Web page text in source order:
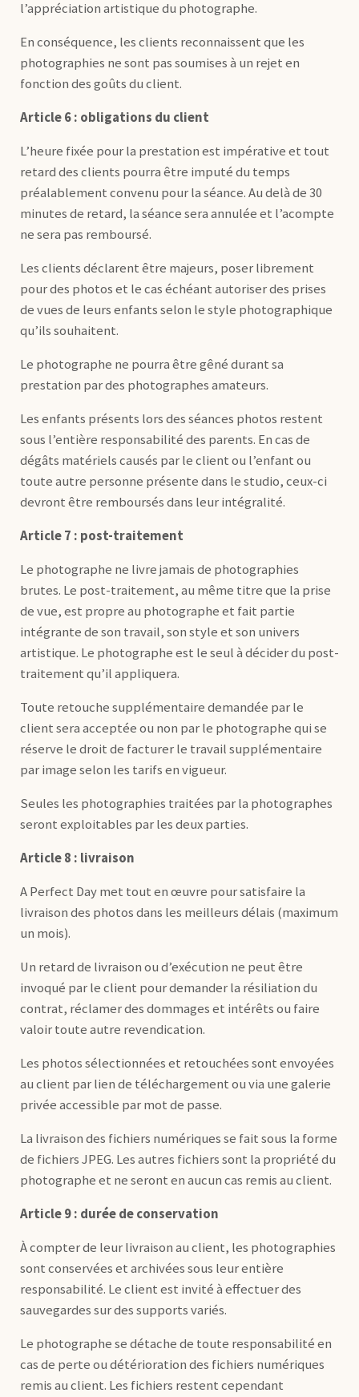
l’appréciation artistique du photographe.
En conséquence, les clients reconnaissent que les
photographies ne sont pas soumises à un rejet en
fonction des goûts du client.
Article 6 : obligations du client
L’heure fixée pour la prestation est impérative et tout
retard des clients pourra être imputé du temps
préalablement convenu pour la séance. Au delà de 30
minutes de retard, la séance sera annulée et l’acompte
ne sera pas remboursé.
Les clients déclarent être majeurs, poser librement
pour des photos et le cas échéant autoriser des prises
de vues de leurs enfants selon le style photographique
qu’ils souhaitent.
Le photographe ne pourra être gêné durant sa
prestation par des photographes amateurs.
Les enfants présents lors des séances photos restent
sous l’entière responsabilité des parents. En cas de
dégâts matériels causés par le client ou l’enfant ou
toute autre personne présente dans le studio, ceux-ci
devront être remboursés dans leur intégralité.
Article 7 : post-traitement
Le photographe ne livre jamais de photographies
brutes. Le post-traitement, au même titre que la prise
de vue, est propre au photographe et fait partie
intégrante de son travail, son style et son univers
artistique. Le photographe est le seul à décider du post-
traitement qu’il appliquera.
Toute retouche supplémentaire demandée par le
client sera acceptée ou non par le photographe qui se
réserve le droit de facturer le travail supplémentaire
par image selon les tarifs en vigueur.
Seules les photographies traitées par la photographes
seront exploitables par les deux parties.
Article 8 : livraison
A Perfect Day met tout en œuvre pour satisfaire la
livraison des photos dans les meilleurs délais (maximum
un mois).
Un retard de livraison ou d’exécution ne peut être
invoqué par le client pour demander la résiliation du
contrat, réclamer des dommages et intérêts ou faire
valoir toute autre revendication.
Les photos sélectionnées et retouchées sont envoyées
au client par lien de téléchargement ou via une galerie
privée accessible par mot de passe.
La livraison des fichiers numériques se fait sous la forme
de fichiers JPEG. Les autres fichiers sont la propriété du
photographe et ne seront en aucun cas remis au client.
Article 9 : durée de conservation
À compter de leur livraison au client, les photographies
sont conservées et archivées sous leur entière
responsabilité. Le client est invité à effectuer des
sauvegardes sur des supports variés.
Le photographe se détache de toute responsabilité en
cas de perte ou détérioration des fichiers numériques
remis au client. Les fichiers restent cependant